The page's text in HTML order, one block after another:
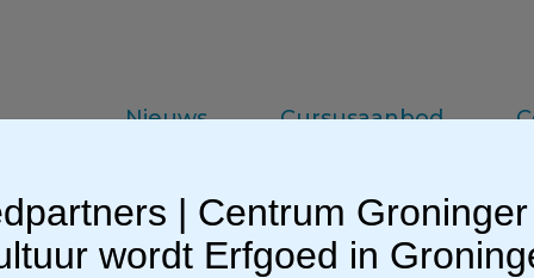
Nieuws Cursusaanbod
Vakinformatie Praktijkkennis
| Centrum Groninger
wordt Erfgoed in